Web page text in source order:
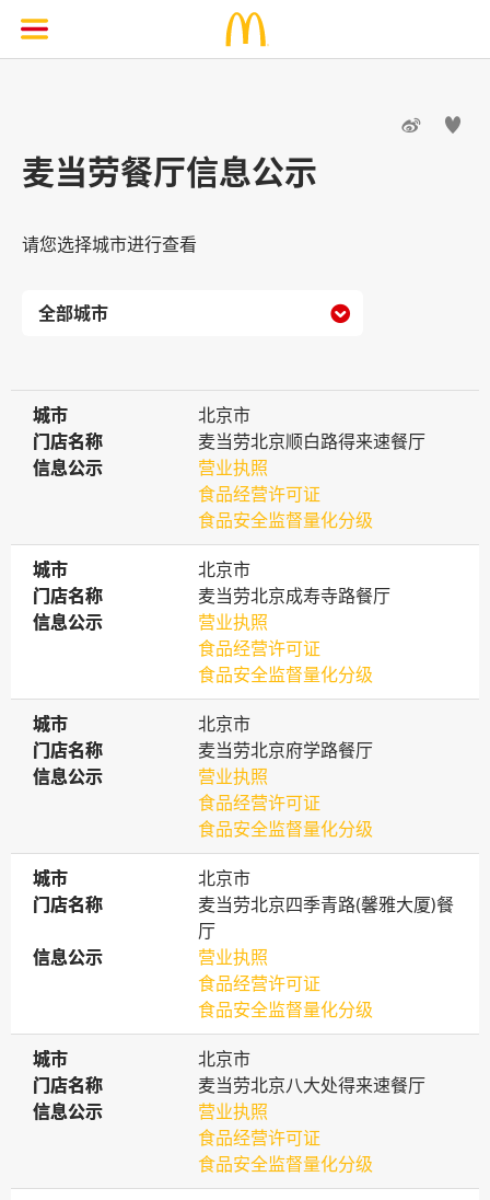
 
麦当劳餐厅信息公示
请您选择城市进行查看

城市
城市
北京市
门店名称
门店名称
麦当劳北京顺白路得来速餐厅
信息公示
信息公示
营业执照
食品经营许可证
食品安全监督量化分级
城市
城市
北京市
门店名称
门店名称
麦当劳北京成寿寺路餐厅
信息公示
信息公示
营业执照
食品经营许可证
食品安全监督量化分级
城市
城市
北京市
门店名称
门店名称
麦当劳北京府学路餐厅
信息公示
信息公示
营业执照
食品经营许可证
食品安全监督量化分级
城市
城市
北京市
门店名称
门店名称
麦当劳北京四季青路(馨雅大厦)餐
厅
信息公示
信息公示
营业执照
食品经营许可证
食品安全监督量化分级
城市
城市
北京市
门店名称
门店名称
麦当劳北京八大处得来速餐厅
信息公示
信息公示
营业执照
食品经营许可证
食品安全监督量化分级